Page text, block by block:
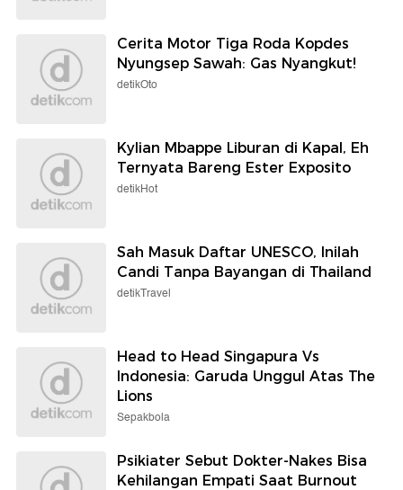
Cerita Motor Tiga Roda Kopdes
Nyungsep Sawah: Gas Nyangkut!
detikOto
Kylian Mbappe Liburan di Kapal, Eh
Ternyata Bareng Ester Exposito
detikHot
Sah Masuk Daftar UNESCO, Inilah
Candi Tanpa Bayangan di Thailand
detikTravel
Head to Head Singapura Vs
Indonesia: Garuda Unggul Atas The
Lions
Sepakbola
Psikiater Sebut Dokter-Nakes Bisa
Kehilangan Empati Saat Burnout